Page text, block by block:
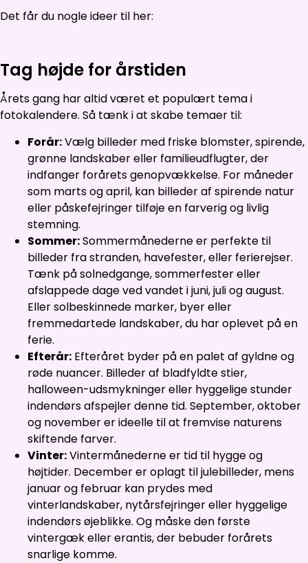
Det får du nogle ideer til her:
Tag højde for årstiden
Årets gang har altid været et populært tema i
fotokalendere. Så tænk i at skabe temaer til:
Forår:Vælg billeder med friske blomster, spirende,
grønne landskaber eller familieudflugter, der
indfanger forårets genopvækkelse. For måneder
som marts og april, kan billeder af spirende natur
eller påskefejringer tilføje en farverig og livlig
stemning.
Sommer:Sommermånederne er perfekte til
billeder fra stranden, havefester, eller ferierejser.
Tænk på solnedgange, sommerfester eller
afslappede dage ved vandet i juni, juli og august.
Eller solbeskinnede marker, byer eller
fremmedartede landskaber, du har oplevet på en
ferie.
Efterår: Efteråret byder på en palet af gyldne og
røde nuancer. Billeder af bladfyldte stier,
halloween-udsmykninger eller hyggelige stunder
indendørs afspejler denne tid. September, oktober
og november er ideelle til at fremvise naturens
skiftende farver.
Vinter:Vintermånederne er tid til hygge og
højtider. December er oplagt til julebilleder, mens
januar og februar kan prydes med
vinterlandskaber, nytårsfejringer eller hyggelige
indendørs øjeblikke. Og måske den første
vintergæk eller erantis, der bebuder forårets
snarlige komme.